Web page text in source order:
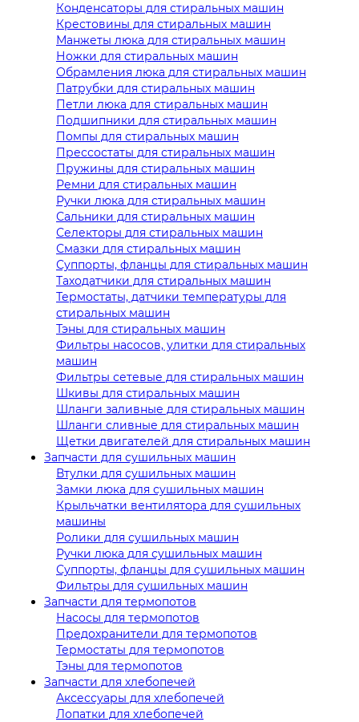
Конденсаторы для стиральных машин
Крестовины для стиральных машин
Манжеты люка для стиральных машин
Ножки для стиральных машин
Обрамления люка для стиральных машин
Патрубки для стиральных машин
Петли люка для стиральных машин
Подшипники для стиральных машин
Помпы для стиральных машин
Прессостаты для стиральных машин
Пружины для стиральных машин
Ремни для стиральных машин
Ручки люка для стиральных машин
Сальники для стиральных машин
Селекторы для стиральных машин
Смазки для стиральных машин
Суппорты, фланцы для стиральных машин
Таходатчики для стиральных машин
Термостаты, датчики температуры для
стиральных машин
Тэны для стиральных машин
Фильтры насосов, улитки для стиральных
машин
Фильтры сетевые для стиральных машин
Шкивы для стиральных машин
Шланги заливные для стиральных машин
Шланги сливные для стиральных машин
Щетки двигателей для стиральных машин
Запчасти для сушильных машин
Втулки для сушильных машин
Замки люка для сушильных машин
Крыльчатки вентилятора для сушильных
машины
Ролики для сушильных машин
Ручки люка для сушильных машин
Суппорты, фланцы для сушильных машин
Фильтры для сушильных машин
Запчасти для термопотов
Насосы для термопотов
Предохранители для термопотов
Термостаты для термопотов
Тэны для термопотов
Запчасти для хлебопечей
Аксессуары для хлебопечей
Лопатки для хлебопечей